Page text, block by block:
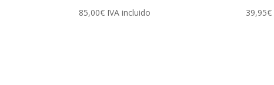
85,00€ IVA incluido 39,95€